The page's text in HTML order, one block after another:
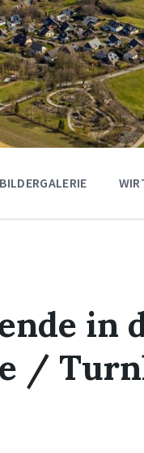
BILDERGALERIE
in
/